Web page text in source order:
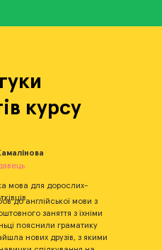
курсу
до англійської мови з
заняття з їхніми
пояснили граматику
нових друзів, з якими
мова для дорослих-